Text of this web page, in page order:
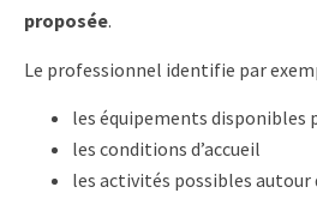
proposée.
Le professionnel identifie par
les équipements disponibles
les conditions d’accueil
les activités possibles autour